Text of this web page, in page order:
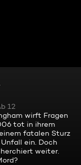
12
wirft Fragen
tot in ihrem
fatalen Sturz
ein. Doch
weiter.